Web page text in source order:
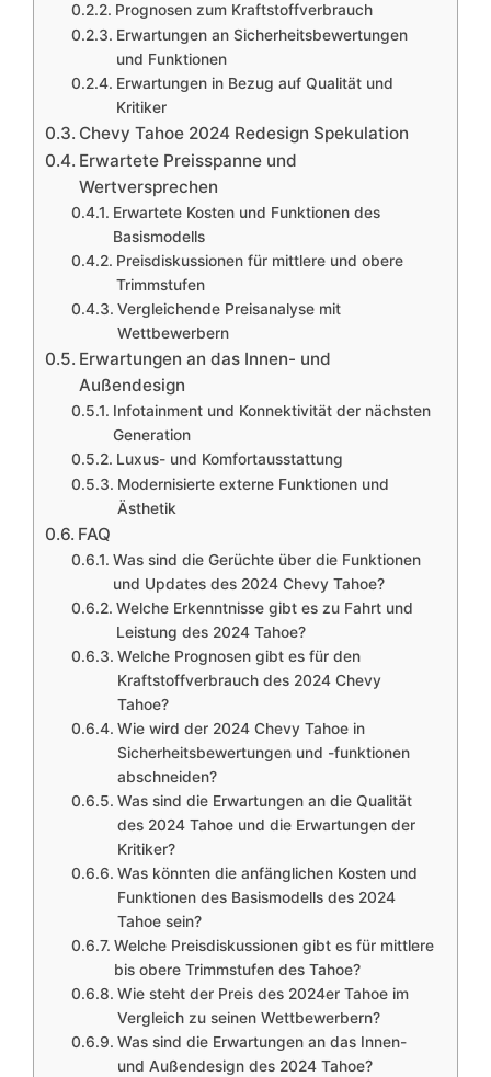
Prognosen zum Kraftstoffverbrauch
Erwartungen an Sicherheitsbewertungen
und Funktionen
Erwartungen in Bezug auf Qualität und
Kritiker
Chevy Tahoe 2024 Redesign Spekulation
Erwartete Preisspanne und
Wertversprechen
Erwartete Kosten und Funktionen des
Basismodells
Preisdiskussionen für mittlere und obere
Trimmstufen
Vergleichende Preisanalyse mit
Wettbewerbern
Erwartungen an das Innen- und
Außendesign
Infotainment und Konnektivität der nächsten
Generation
Luxus- und Komfortausstattung
Modernisierte externe Funktionen und
Ästhetik
FAQ
Was sind die Gerüchte über die Funktionen
und Updates des 2024 Chevy Tahoe?
Welche Erkenntnisse gibt es zu Fahrt und
Leistung des 2024 Tahoe?
Welche Prognosen gibt es für den
Kraftstoffverbrauch des 2024 Chevy
Tahoe?
Wie wird der 2024 Chevy Tahoe in
Sicherheitsbewertungen und -funktionen
abschneiden?
Was sind die Erwartungen an die Qualität
des 2024 Tahoe und die Erwartungen der
Kritiker?
Was könnten die anfänglichen Kosten und
Funktionen des Basismodells des 2024
Tahoe sein?
Welche Preisdiskussionen gibt es für mittlere
bis obere Trimmstufen des Tahoe?
Wie steht der Preis des 2024er Tahoe im
Vergleich zu seinen Wettbewerbern?
Was sind die Erwartungen an das Innen-
und Außendesign des 2024 Tahoe?